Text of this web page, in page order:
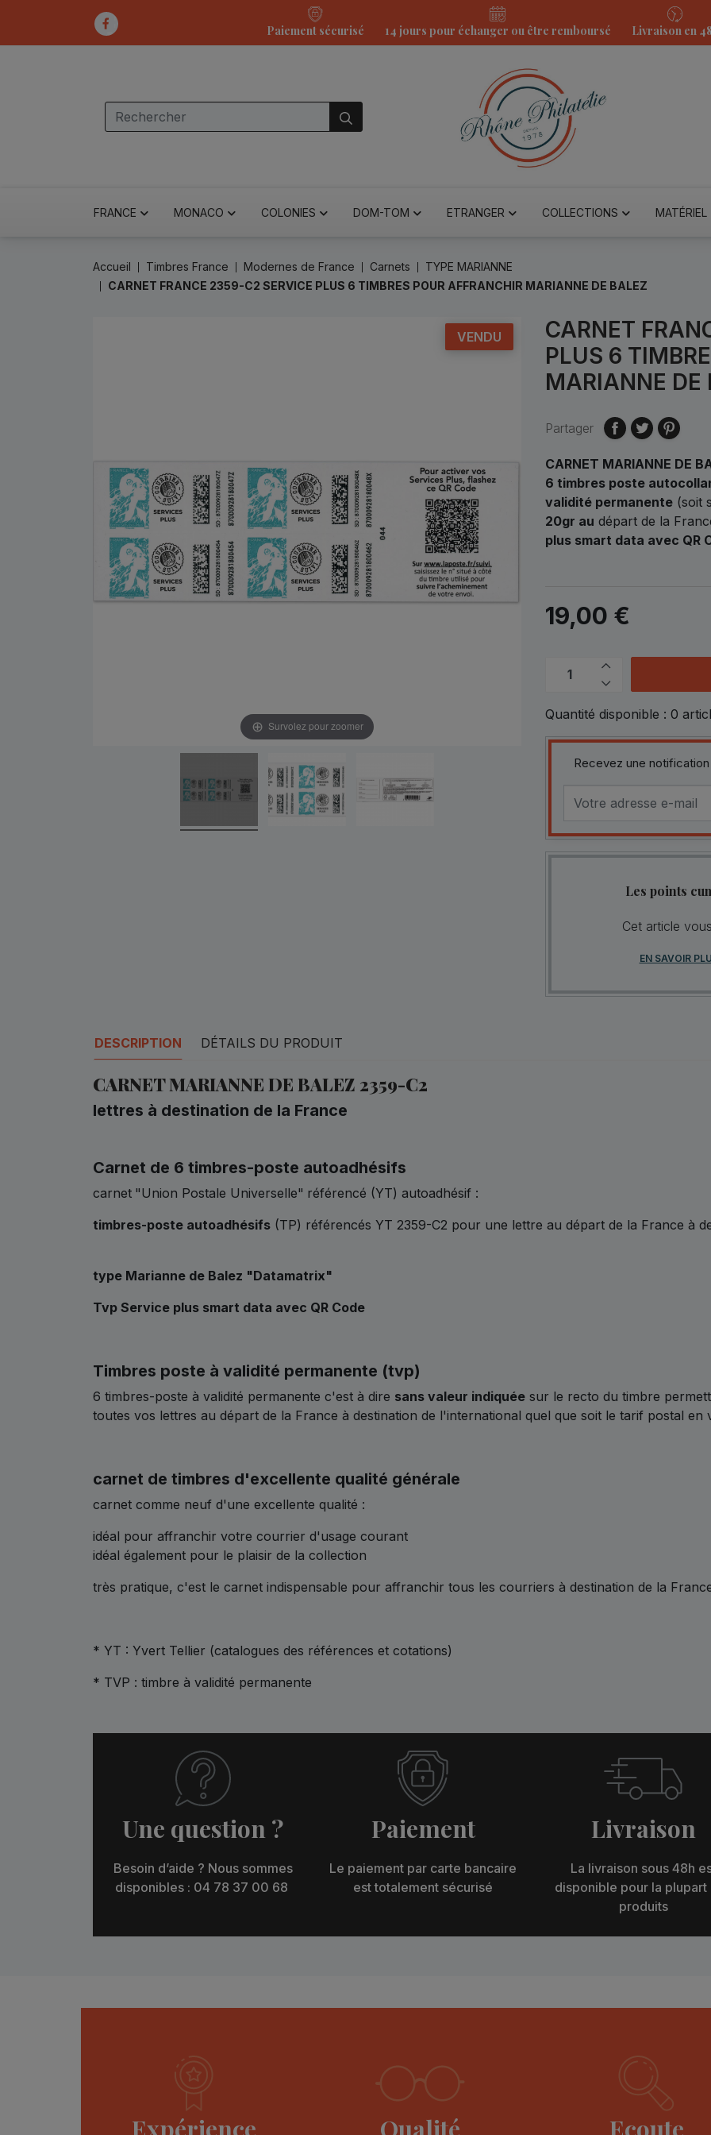
Paiement sécurisé 14 jours pour échanger ou être remboursé Livraison en
FRANCE MONACO COLONIES DOM-TOM ETRANGER COLLECTIONS MATÉRIEL
Accueil Timbres France Modernes de France Carnets
TYPE MARIANNE
CARNET FRANCE 2359-C2 SERVICE PLUS 6 TIMBRES POUR AFFRANCHIR MARIANNE DE BALEZ
VENDU
Survolez pour zoomer
CARNET
PLUS 6
MARIANNE DE
Partager
CARNET MARIANNE DE
6 timbres poste
validité permanente (soit
20gr au départ de la
plus smart data avec QR
19,00 €
Quantité disponible : 0
Recevez une
Les points
Cet article
EN SAVOIR
DESCRIPTION DÉTAILS DU PRODUIT
CARNET MARIANNE DE BALEZ 2359-C2
lettres à destination de la France
Carnet de 6 timbres-poste autoadhésifs
carnet "Union Postale Universelle" référencé (YT) autoadhésif :
timbres-poste autoadhésifs (TP) référencés YT 2359-C2 pour une lettre au départ de la France à
type Marianne de Balez "Datamatrix"
Tvp Service plus smart data avec QR Code
Timbres poste à validité permanente (tvp)
6 timbres-poste à validité permanente c'est à dire sans valeur indiquée sur le recto du timbre
toutes vos lettres au départ de la France à destination de l'international quel que soit le tarif postal
carnet de timbres d'excellente qualité générale
carnet comme neuf d'une excellente qualité :
idéal pour affranchir votre courrier d'usage courant
idéal également pour le plaisir de la collection
très pratique, c'est le carnet indispensable pour affranchir tous les courriers à destination de la
* YT : Yvert Tellier (catalogues des références et cotations)
* TVP : timbre à validité permanente
Une question ?
Besoin d’aide ? Nous sommes
disponibles : 04 78 37 00 68
Paiement
Le paiement par carte bancaire
est totalement sécurisé
Livraison
La livraison sous 48h
disponible pour la plupart
produits
Expérience Qualité Ecoute